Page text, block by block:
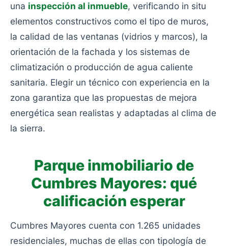
una inspección al inmueble, verificando in situ
elementos constructivos como el tipo de muros,
la calidad de las ventanas (vidrios y marcos), la
orientación de la fachada y los sistemas de
climatización o producción de agua caliente
sanitaria. Elegir un técnico con experiencia en la
zona garantiza que las propuestas de mejora
energética sean realistas y adaptadas al clima de
la sierra.
Parque inmobiliario de
Cumbres Mayores: qué
calificación esperar
Cumbres Mayores cuenta con 1.265 unidades
residenciales, muchas de ellas con tipología de